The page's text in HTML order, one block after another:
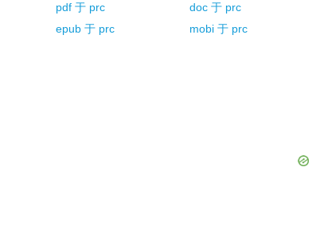
pdf 于 prc doc 于 prc
epub 于 prc mobi 于 prc